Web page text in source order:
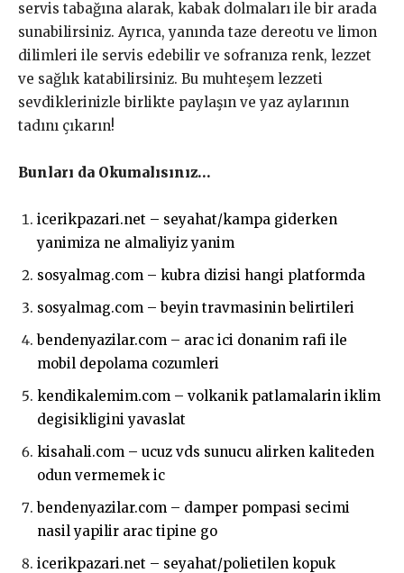
servis tabağına alarak, kabak dolmaları ile bir arada
sunabilirsiniz. Ayrıca, yanında taze dereotu ve limon
dilimleri ile servis edebilir ve sofranıza renk, lezzet
ve sağlık katabilirsiniz. Bu muhteşem lezzeti
sevdiklerinizle birlikte paylaşın ve yaz aylarının
tadını çıkarın!
Bunları da Okumalısınız…
icerikpazari.net – seyahat/kampa giderken
yanimiza ne almaliyiz yanim
sosyalmag.com – kubra dizisi hangi platformda
sosyalmag.com – beyin travmasinin belirtileri
bendenyazilar.com – arac ici donanim rafi ile
mobil depolama cozumleri
kendikalemim.com – volkanik patlamalarin iklim
degisikligini yavaslat
kisahali.com – ucuz vds sunucu alirken kaliteden
odun vermemek ic
bendenyazilar.com – damper pompasi secimi
nasil yapilir arac tipine go
icerikpazari.net – seyahat/polietilen kopuk